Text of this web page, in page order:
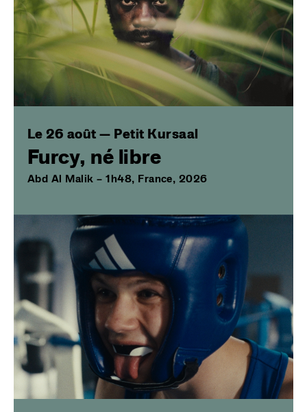
Le 26 août — Petit Kursaal
Furcy, né libre
Abd Al Malik – 1h48, France, 2026